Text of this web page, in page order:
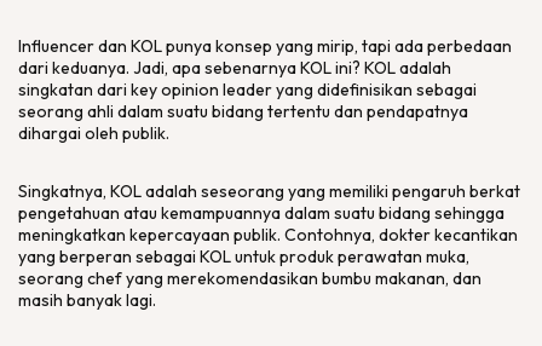
Influencer dan KOL punya konsep yang mirip, tapi ada perbedaan
dari keduanya. Jadi, apa sebenarnya KOL ini? KOL adalah
singkatan dari key opinion leader yang didefinisikan sebagai
seorang ahli dalam suatu bidang tertentu dan pendapatnya
dihargai oleh publik.
Singkatnya, KOL adalah seseorang yang memiliki pengaruh berkat
pengetahuan atau kemampuannya dalam suatu bidang sehingga
meningkatkan kepercayaan publik. Contohnya, dokter kecantikan
yang berperan sebagai KOL untuk produk perawatan muka,
seorang chef yang merekomendasikan bumbu makanan, dan
masih banyak lagi.